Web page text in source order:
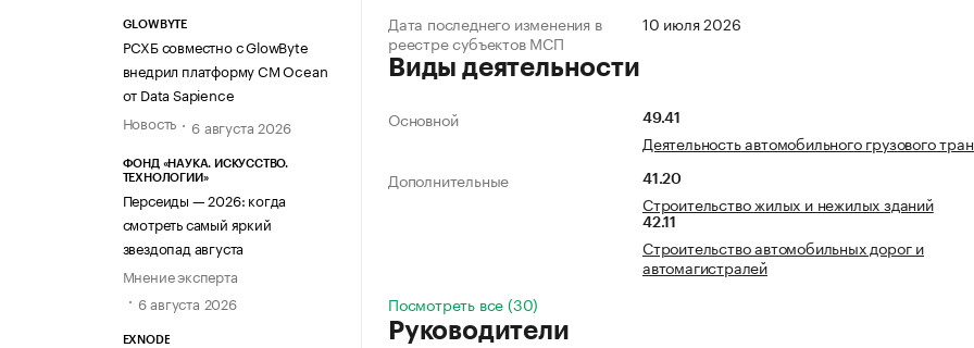
GLOWBYTE
РСХБ совместно с GlowByte
внедрил платформу CM Ocean
от Data Sapience
Новость
6 августа 2026
ФОНД «НАУКА. ИСКУССТВО.
ТЕХНОЛОГИИ»
Персеиды — 2026: когда
смотреть самый яркий
звездопад августа
Мнение эксперта
6 августа 2026
EXNODE
Дата последнего изменения в
реестре субъектов МСП
10 июля 2026
Виды деятельности
Основной 49.41
Деятельность автомобильного грузового
Дополнительные
41.20
Строительство жилых и нежилых зданий
42.11
Строительство автомобильных дорог и
автомагистралей
Посмотреть все (30)
Руководители